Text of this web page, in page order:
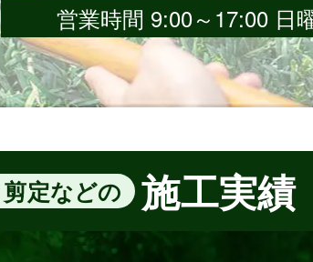
営業時間 9:00～17:00 日
定などの 施工実績